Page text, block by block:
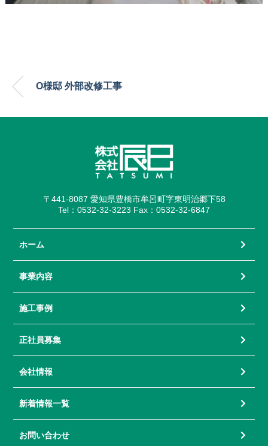
O様邸 外部改修工事
〒441-8087 愛知県豊橋市牟呂町字東明治郷下58
Tel：0532-32-3223 Fax：0532-32-6847
ホーム
事業内容
施工事例
正社員募集
会社情報
新着情報一覧
お問い合わせ